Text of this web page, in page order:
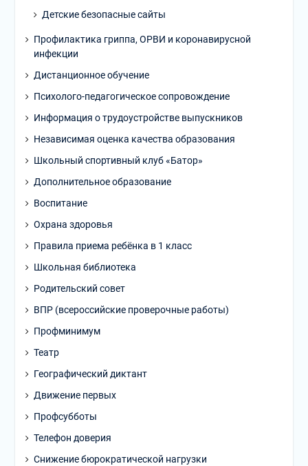
Детские безопасные сайты
Профилактика гриппа, ОРВИ и коронавирусной
инфекции
Дистанционное обучение
Психолого-педагогическое сопровождение
Информация о трудоустройстве выпускников
Независимая оценка качества образования
Школьный спортивный клуб «Батор»
Дополнительное образование
Воспитание
Охрана здоровья
Правила приема ребёнка в 1 класс
Школьная библиотека
Родительский совет
ВПР (всероссийские проверочные работы)
Профминимум
Театр
Географический диктант
Движение первых
Профсубботы
Телефон доверия
Снижение бюрократической нагрузки